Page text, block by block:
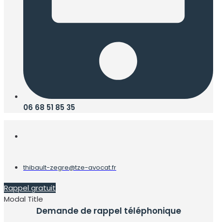
06 68 51 85 35
thibault-zegre@tze-avocat.fr
Rappel gratuit
Modal Title
Demande de rappel téléphonique